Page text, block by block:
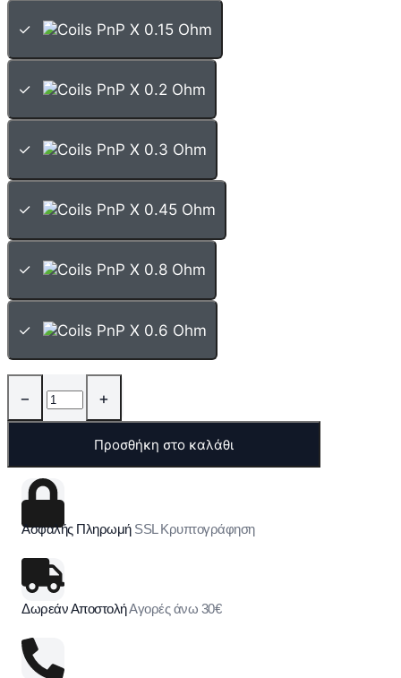
✓
✓
✓
✓
✓
✓
− +
Προσθήκη στο καλάθι
Ασφαλής Πληρωμή SSL Κρυπτογράφηση
Δωρεάν ΑποστολήΑγορές άνω 30€